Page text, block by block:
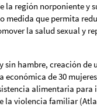
la región norponiente y
medida que permita
la salud sexual y
sin hambre, creación de
económica de 30
alimentaria para
la violencia familiar